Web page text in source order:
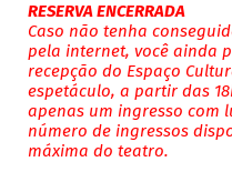
RESERVA ENCERRADA
Caso não tenha
pela internet, você ainda
recepção do Espaço
espetáculo, a partir das
apenas um ingresso com
número de ingressos
máxima do teatro.